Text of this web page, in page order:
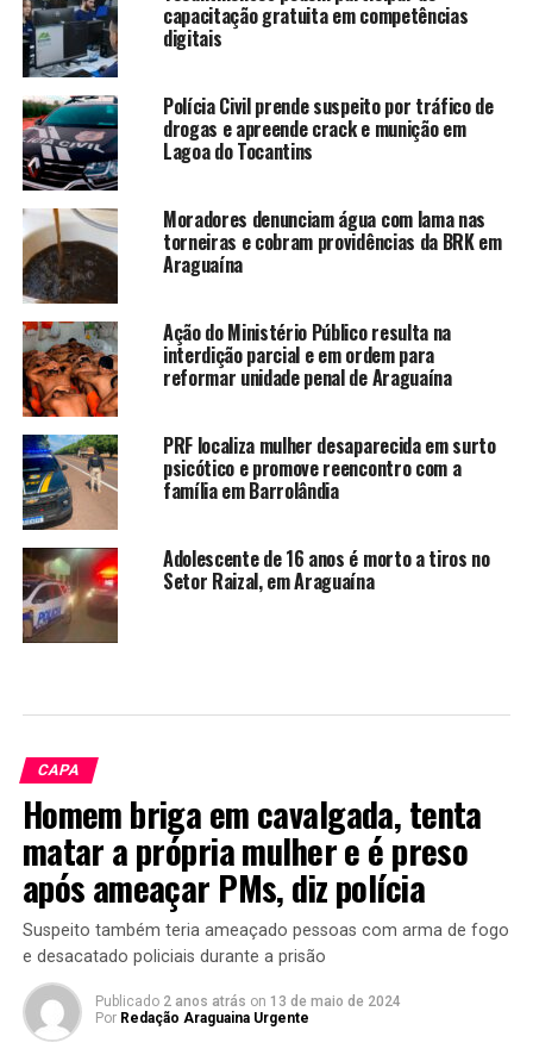
capacitação gratuita em competências
digitais
Polícia Civil prende suspeito por tráfico de
drogas e apreende crack e munição em
Lagoa do Tocantins
Moradores denunciam água com lama nas
torneiras e cobram providências da BRK em
Araguaína
Ação do Ministério Público resulta na
interdição parcial e em ordem para
reformar unidade penal de Araguaína
PRF localiza mulher desaparecida em surto
psicótico e promove reencontro com a
família em Barrolândia
Adolescente de 16 anos é morto a tiros no
Setor Raizal, em Araguaína
CAPA
Homem briga em cavalgada, tenta
matar a própria mulher e é preso
após ameaçar PMs, diz polícia
Suspeito também teria ameaçado pessoas com arma de fogo
e desacatado policiais durante a prisão
Publicado 2 anos atrás on 13 de maio de 2024
Por Redação Araguaina Urgente